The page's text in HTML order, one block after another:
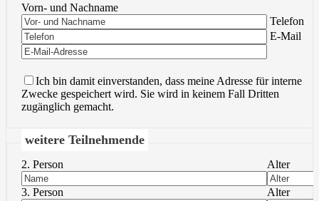
Vorn- und Nachname
Bitte lasse
Telefon
Bitte lasse
E-Mail
Ich bin damit einverstanden, dass meine Adresse für interne
Zwecke gespeichert wird. Sie wird in keinem Fall Dritten
zugänglich gemacht.
weitere Teilnehmende
2. Person Alter
3. Person Alter